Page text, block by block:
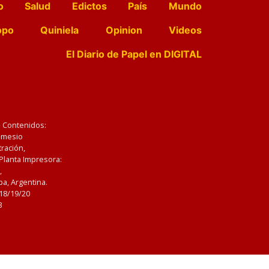
Salud Edictos País
Mundo
Quiniela Opinion
Videos
El Diario de Papel en DIGITAL
Impresora:
Argentina.
19/20